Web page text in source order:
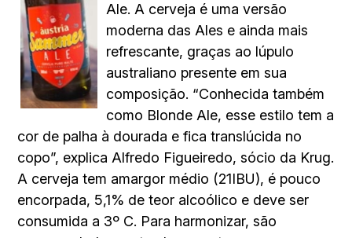
Ale. A cerveja é uma versão
moderna das Ales e ainda mais
refrescante, graças ao lúpulo
australiano presente em sua
composição. “Conhecida também
como Blonde Ale, esse estilo tem a
cor de palha à dourada e fica translúcida no
copo”, explica Alfredo Figueiredo, sócio da Krug.
A cerveja tem amargor médio (21IBU), é pouco
encorpada, 5,1% de teor alcoólico e deve ser
consumida a 3º C. Para harmonizar, são